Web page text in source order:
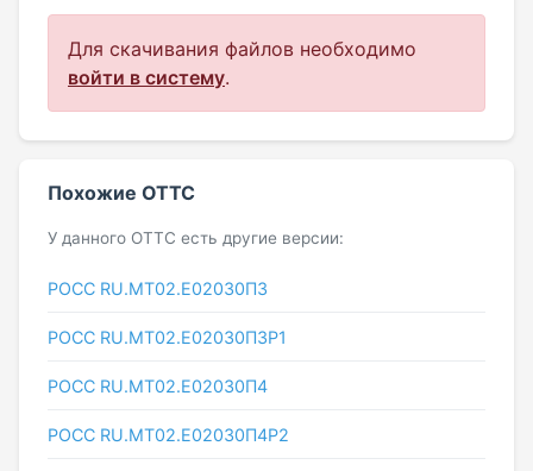
Для скачивания файлов необходимо
войти в систему.
Похожие ОТТС
У данного ОТТС есть другие версии:
РОСС RU.МТ02.E02030П3
РОСС RU.МТ02.E02030П3Р1
РОСС RU.МТ02.E02030П4
РОСС RU.МТ02.E02030П4Р2